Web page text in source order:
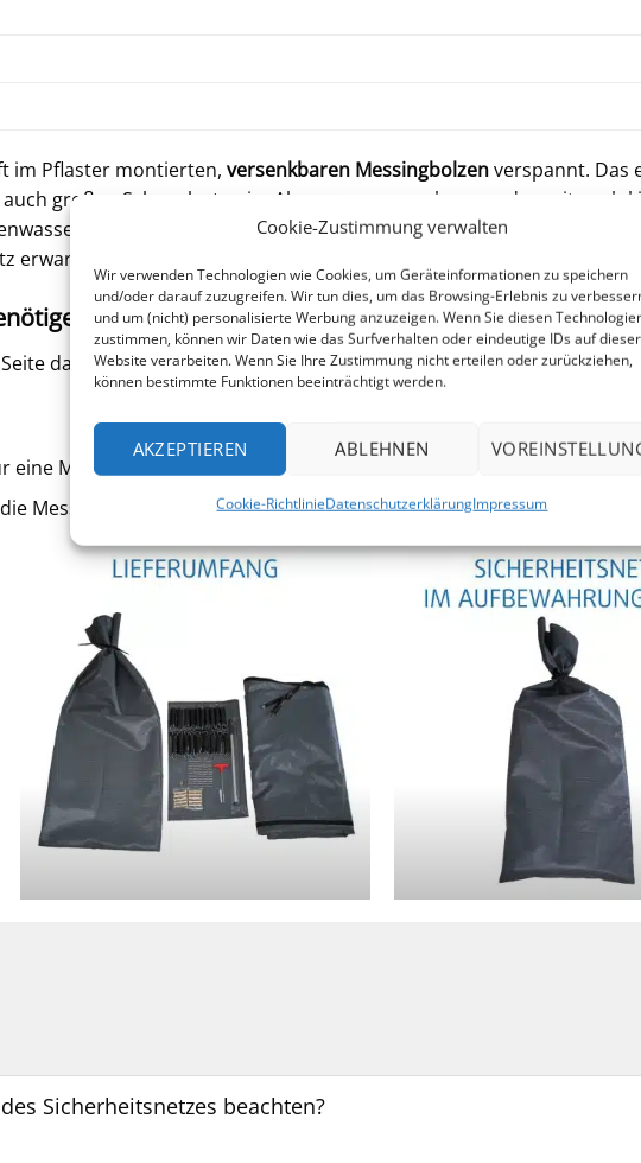
Cookie-Zustimmung verwalten
Wir verwenden Technologien wie Cookies, um Geräteinformationen zu speichern
und/oder darauf zuzugreifen. Wir tun dies, um das Browsing-Erlebnis zu
und um (nicht) personalisierte Werbung anzuzeigen. Wenn Sie diesen
zustimmen, können wir Daten wie das Surfverhalten oder eindeutige IDs auf dieser
Website verarbeiten. Wenn Sie Ihre Zustimmung nicht erteilen oder zurückziehen,
können bestimmte Funktionen beeinträchtigt werden.
AKZEPTIEREN ABLEHNEN
Cookie-RichtlinieDatenschutzerklärungImpressum
im Pflaster montierten, versenkbaren Messingbolzenverspannt. Das
großen Schneelasten im Alpenraum gewachsen und somit auch
dringen können, außerdem bietet die Abdeckung Schutz
erwartet Sie im Frühjahr klares, sauberes Wasser für die nächste
ich?
das Becken um ca. 40 cm, damit auch bei Schneelast kein Spalt
Montage auf Pflaster.
Messingbolzen benötigen Sie einen 19 mm Steinbohrer. Dieser
Sicherheitsnetzes beachten?